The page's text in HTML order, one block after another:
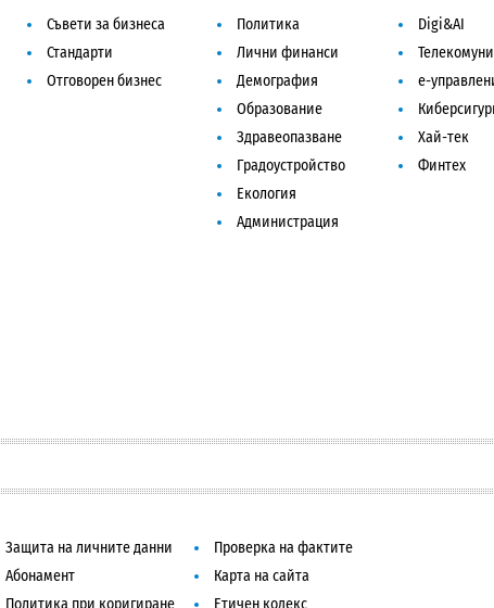
Съвети за бизнеса
Стандарти
Отговорен бизнес
Политика
Лични финанси
Демография
Образование
Здравеопазване
Градоустройство
Екология
Администрация
Digi&AI
е-
Хай-тек
Финтех
Защита на личните данни
Проверка на фактите
Абонамент
Карта на сайта
Политика при коригиране Етичен кодекс